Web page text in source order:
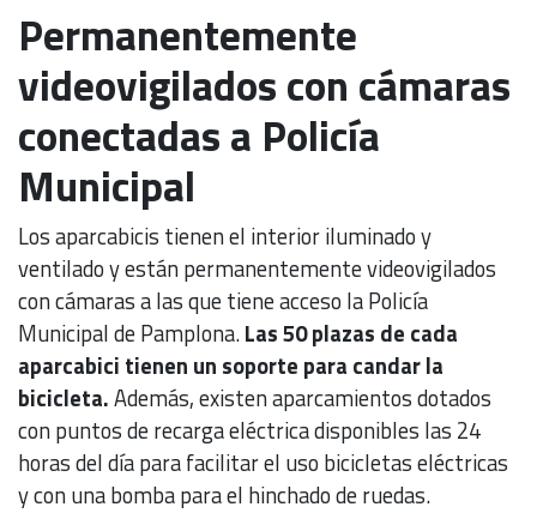
Permanentemente
videovigilados con cámaras
conectadas a Policía
Municipal
Los aparcabicis tienen el interior iluminado y
ventilado y están permanentemente videovigilados
con cámaras a las que tiene acceso la Policía
Municipal de Pamplona.Las 50 plazas de cada
aparcabici tienen un soporte para candar la
bicicleta.Además, existen aparcamientos dotados
con puntos de recarga eléctrica disponibles las 24
horas del día para facilitar el uso bicicletas eléctricas
y con una bomba para el hinchado de ruedas.